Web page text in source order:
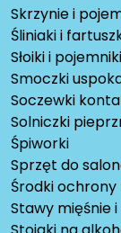
Skrzynie i
Śliniaki i
Słoiki i
Smoczki
Soczewki
Solniczki
Śpiworki
Sprzęt do
Środki ochrony
Stawy mięśnie